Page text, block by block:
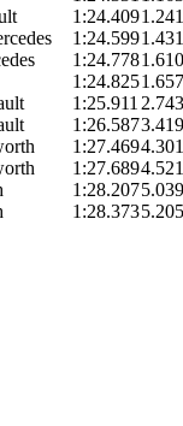
1:24.4091.241
1:24.5991.431
1:24.7781.610
1:24.8251.657
1:25.911 2.743
1:26.5873.419
1:27.4694.301
1:27.6894.521
1:28.2075.039
1:28.3735.205